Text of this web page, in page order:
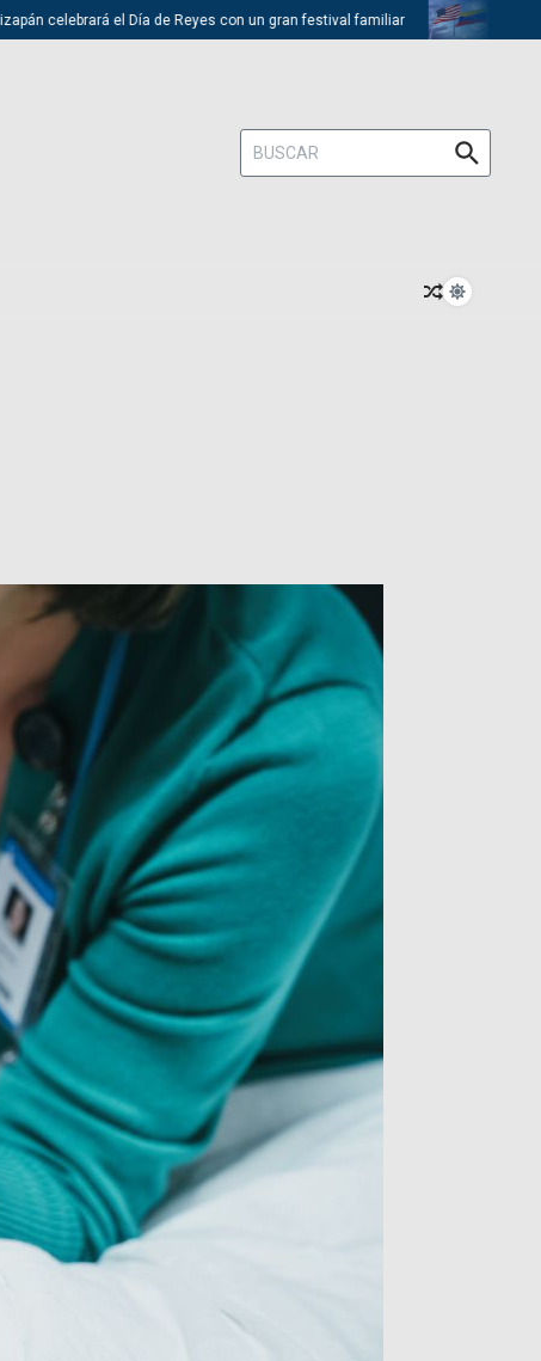
el Día de Reyes con un gran festival familiar Trump
Buscar: